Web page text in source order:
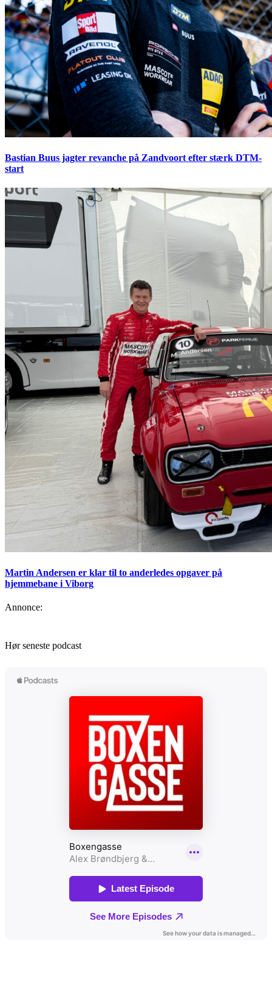
Bastian Buus jagter revanche på Zandvoort efter stærk DTM-
start
Martin Andersen er klar til to anderledes opgaver på
hjemmebane i Viborg
Annonce:
Hør seneste podcast